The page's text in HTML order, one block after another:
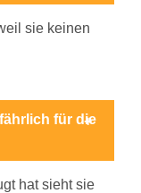
sie keinen
für die
hat sieht sie